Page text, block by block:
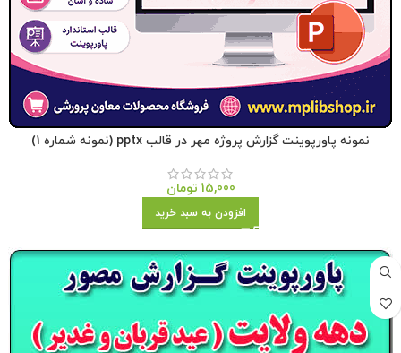
نمونه پاورپوینت گزارش پروژه مهر در قالب pptx (نمونه شماره 1)
15,000 تومان
افزودن به سبد خرید